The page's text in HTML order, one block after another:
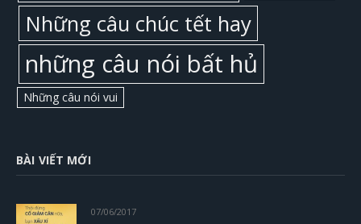
Những câu chúc tết hay
những câu nói bất hủ
Những câu nói vui
BÀI VIẾT MỚI
07/06/2017